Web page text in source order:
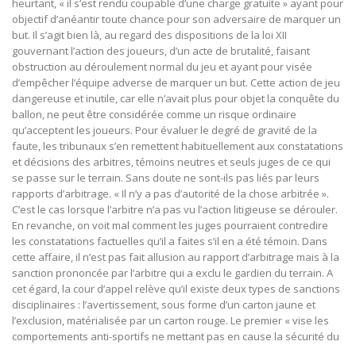
heurtant, « il s’est rendu coupable d’une charge gratuite » ayant pour
objectif d’anéantir toute chance pour son adversaire de marquer un
but. Il s’agit bien là, au regard des dispositions de la loi XII
gouvernant l’action des joueurs, d’un acte de brutalité, faisant
obstruction au déroulement normal du jeu et ayant pour visée
d’empêcher l’équipe adverse de marquer un but. Cette action de jeu
dangereuse et inutile, car elle n’avait plus pour objet la conquête du
ballon, ne peut être considérée comme un risque ordinaire
qu’acceptent les joueurs. Pour évaluer le degré de gravité de la
faute, les tribunaux s’en remettent habituellement aux constatations
et décisions des arbitres, témoins neutres et seuls juges de ce qui
se passe sur le terrain. Sans doute ne sont-ils pas liés par leurs
rapports d’arbitrage. « Il n’y a pas d’autorité de la chose arbitrée ».
C’est le cas lorsque l’arbitre n’a pas vu l’action litigieuse se dérouler.
En revanche, on voit mal comment les juges pourraient contredire
les constatations factuelles qu’il a faites s’il en a été témoin. Dans
cette affaire, il n’est pas fait allusion au rapport d’arbitrage mais à la
sanction prononcée par l’arbitre qui a exclu le gardien du terrain. A
cet égard, la cour d’appel relève qu’il existe deux types de sanctions
disciplinaires : l’avertissement, sous forme d’un carton jaune et
l’exclusion, matérialisée par un carton rouge. Le premier « vise les
comportements anti-sportifs ne mettant pas en cause la sécurité du